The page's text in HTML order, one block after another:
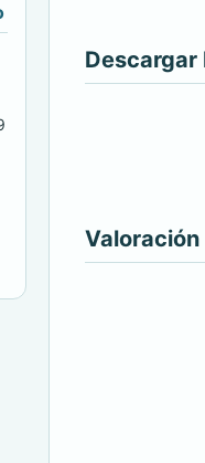
Descargar
Valoración